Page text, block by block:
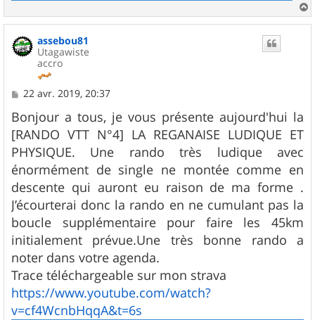
a
assebou81
Utagawiste
accro
M
s
s
a
g
e
22 avr. 2019, 20:37
Bonjour a tous, je vous présente aujourd'hui la
[RANDO VTT N°4] LA REGANAISE LUDIQUE ET
PHYSIQUE. Une rando très ludique avec
énormément de single ne montée comme en
descente qui auront eu raison de ma forme .
J’écourterai donc la rando en ne cumulant pas la
boucle supplémentaire pour faire les 45km
initialement prévue.Une très bonne rando a
noter dans votre agenda.
Trace téléchargeable sur mon strava
https://www.youtube.com/watch?
v=cf4WcnbHqqA&t=6s